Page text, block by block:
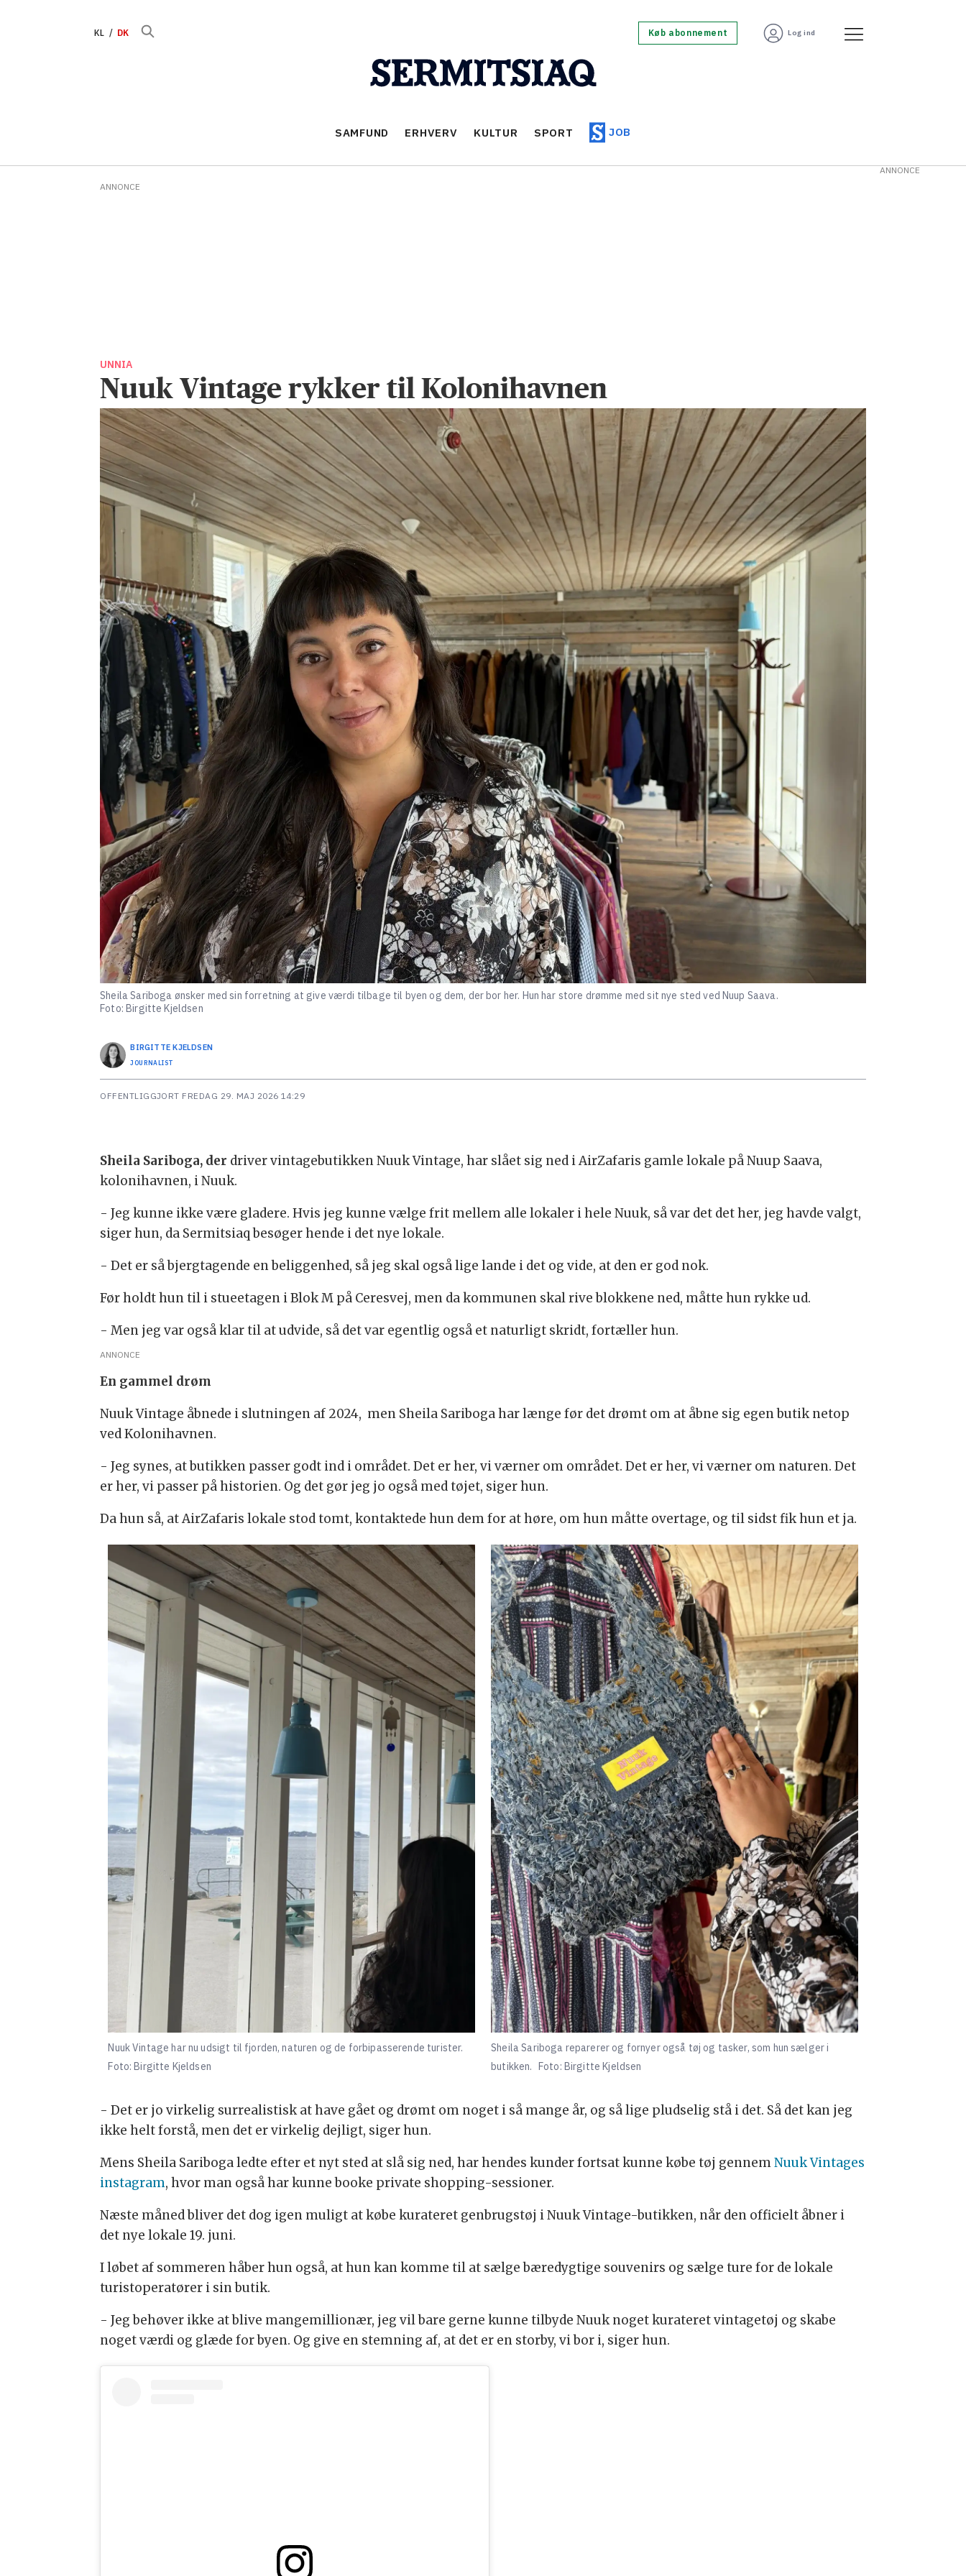
KL DK Køb abonnement Log ind
SAMFUND ERHVERV KULTUR SPORT JOB
ANNONCE
UNNIA
Nuuk Vintage rykker til Kolonihavnen
Sheila Sariboga ønsker med sin forretning at give værdi tilbage til byen og dem, der bor her. Hun har store drømme med sit nye sted ved Nuup Saava.
Foto: Birgitte Kjeldsen
BIRGITTE KJELDSEN
JOURNALIST
OFFENTLIGGJORT FREDAG 29. MAJ 2026 14:29
Sheila Sariboga, der driver vintagebutikken Nuuk Vintage, har slået sig ned i AirZafaris gamle lokale på Nuup Saava,
kolonihavnen, i Nuuk.
- Jeg kunne ikke være gladere. Hvis jeg kunne vælge frit mellem alle lokaler i hele Nuuk, så var det det her, jeg havde valgt,
siger hun, da Sermitsiaq besøger hende i det nye lokale.
- Det er så bjergtagende en beliggenhed, så jeg skal også lige lande i det og vide, at den er god nok.
Før holdt hun til i stueetagen i Blok M på Ceresvej, men da kommunen skal rive blokkene ned, måtte hun rykke ud.
- Men jeg var også klar til at udvide, så det var egentlig også et naturligt skridt, fortæller hun.
ANNONCE
En gammel drøm
Nuuk Vintage åbnede i slutningen af 2024, men Sheila Sariboga har længe før det drømt om at åbne sig egen butik netop
ved Kolonihavnen.
- Jeg synes, at butikken passer godt ind i området. Det er her, vi værner om området. Det er her, vi værner om naturen. Det
er her, vi passer på historien. Og det gør jeg jo også med tøjet, siger hun.
Da hun så, at AirZafaris lokale stod tomt, kontaktede hun dem for at høre, om hun måtte overtage, og til sidst fik hun et ja.
Nuuk Vintage har nu udsigt til fjorden, naturen og de forbipasserende turister.
Foto: Birgitte Kjeldsen
Sheila Sariboga reparerer og fornyer også tøj og tasker, som hun sælger i
butikken. Foto: Birgitte Kjeldsen
- Det er jo virkelig surrealistisk at have gået og drømt om noget i så mange år, og så lige pludselig stå i det. Så det kan jeg
ikke helt forstå, men det er virkelig dejligt, siger hun.
Mens Sheila Sariboga ledte efter et nyt sted at slå sig ned, har hendes kunder fortsat kunne købe tøj gennemNuuk Vintages
instagram, hvor man også har kunne booke private shopping-sessioner.
Næste måned bliver det dog igen muligt at købe kurateret genbrugstøj i Nuuk Vintage-butikken, når den officielt åbner i
det nye lokale 19. juni.
I løbet af sommeren håber hun også, at hun kan komme til at sælge bæredygtige souvenirs og sælge ture for de lokale
turistoperatører i sin butik.
- Jeg behøver ikke at blive mangemillionær, jeg vil bare gerne kunne tilbyde Nuuk noget kurateret vintagetøj og skabe
noget værdi og glæde for byen. Og give en stemning af, at det er en storby, vi bor i, siger hun.
ANNONCE